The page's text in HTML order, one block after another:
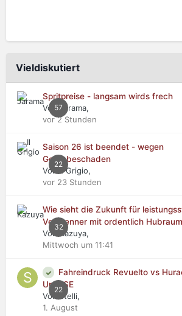
Vieldiskutiert
57
Spritpreise - langsam wirds frech
Von Jarama,
vor 2 Stunden
22
Saison 26 ist beendet - wegen
Getriebeschaden
Von Il Grigio,
vor 23 Stunden
32
Wie sieht die Zukunft für
Verbrenner mit ordentlich
Von Kazuya,
Mittwoch um 11:41
22
Fahreindruck Revuelto vs
Urus SE
Von stelli,
1. August